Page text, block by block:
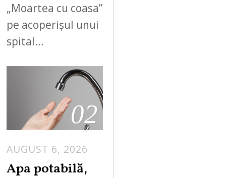
„Moartea cu coasa”
pe acoperișul unui
spital…
02
AUGUST 6, 2026
Apa potabilă,